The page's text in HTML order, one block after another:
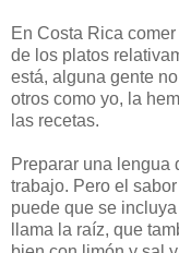
En Costa Rica
de los platos
está, alguna gente
otros como yo, la
las recetas.
Preparar una lengua
trabajo. Pero el
puede que se
llama la raíz, que